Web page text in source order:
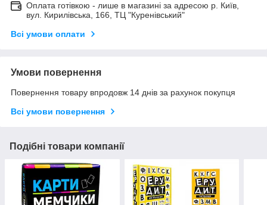
Оплата готівкою - лише в магазині за адресою р. Київ,
вул. Кирилівська, 166, ТЦ "Куренівський"
Всі умови оплати
Умови повернення
Повернення товару впродовж 14 днів за рахунок покупця
Всі умови повернення
Подібні товари компанії